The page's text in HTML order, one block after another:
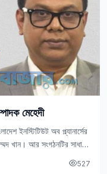
মেহেদী
ইনস্টিটিউট অব প্ল্যানার্সের
খান। আর সংগঠনটির সাধারণ
527